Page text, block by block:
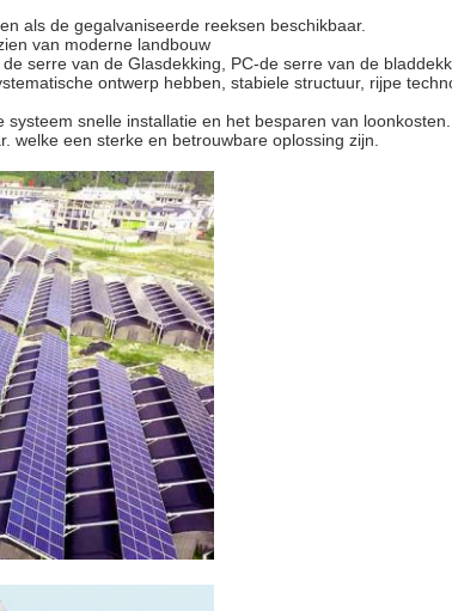
als de gegalvaniseerde reeksen beschikbaar.
van moderne landbouw
serre van de Glasdekking, PC-de serre van de
ontwerp hebben, stabiele structuur, rijpe
snelle installatie en het besparen van loonkosten.
welke een sterke en betrouwbare oplossing zijn.